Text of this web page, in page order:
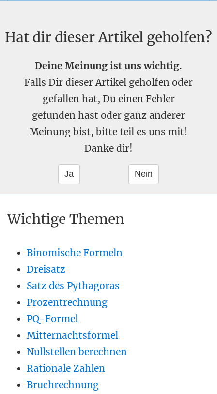
Hat dir dieser Artikel geholfen?
Deine Meinung ist uns wichtig.
Falls Dir dieser Artikel geholfen oder
gefallen hat, Du einen Fehler
gefunden hast oder ganz anderer
Meinung bist, bitte teil es uns mit!
Danke dir!
Wichtige Themen
Binomische Formeln
Dreisatz
Satz des Pythagoras
Prozentrechnung
PQ-Formel
Mitternachtsformel
Nullstellen berechnen
Rationale Zahlen
Bruchrechnung